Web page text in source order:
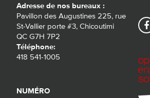
Adresse de nos bureaux :
Pavillon des Augustines 225, rue
St-Vallier porte #3, Chicoutimi
QC G7H 7P2
Téléphone:
418 541-1005
NUMÉRO